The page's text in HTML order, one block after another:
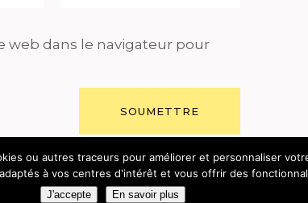
web dans le navigateur pour
- HÉBERGÉ CHEZCYBSYN-
ou autres traceurs pour améliorer et personnaliser
à vos centres d'intérêt et vous offrir des
J'accepte En savoir plus